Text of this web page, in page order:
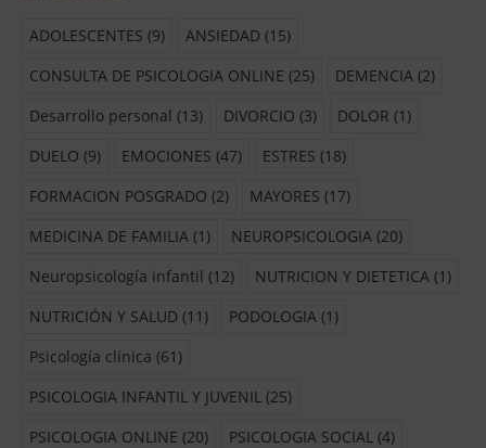
ADOLESCENTES (9) ANSIEDAD (15)
CONSULTA DE PSICOLOGIA ONLINE (25) DEMENCIA (2)
Desarrollo personal (13) DIVORCIO (3) DOLOR (1)
DUELO (9) EMOCIONES (47) ESTRES (18)
FORMACION POSGRADO (2) MAYORES (17)
MEDICINA DE FAMILIA (1) NEUROPSICOLOGIA (20)
Neuropsicología infantil (12) NUTRICION Y DIETETICA (1)
NUTRICIÓN Y SALUD (11) PODOLOGIA (1)
Psicología clínica (61)
PSICOLOGIA INFANTIL Y JUVENIL (25)
PSICOLOGIA ONLINE (20) PSICOLOGIA SOCIAL (4)